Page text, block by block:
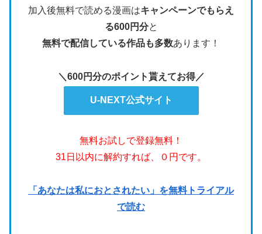
加入後無料で読める漫画はキャンペーンでもらえ
る600円分と
無料で配信している作品も多数あります！
＼600円分のポイント貰えてお得／
U-NEXT公式サイト
無料お試しで登録無料！
31日以内に解約すれば、０円です。
「あなたは私におとされたい」を無料トライアル
で読む